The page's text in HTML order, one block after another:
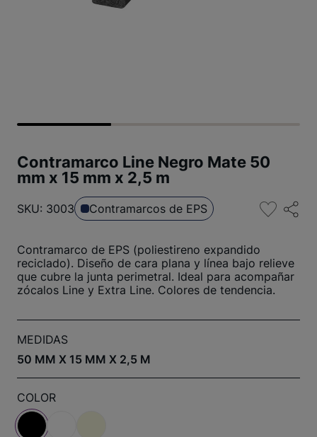
Contramarco Line Negro Mate 50
mm x 15 mm x 2,5 m
SKU: 3003 Contramarcos de EPS
Contramarco de EPS (poliestireno expandido
reciclado). Diseño de cara plana y línea bajo relieve
que cubre la junta perimetral. Ideal para acompañar
zócalos Line y Extra Line. Colores de tendencia.
MEDIDAS
50 MM X 15 MM X 2,5 M
COLOR